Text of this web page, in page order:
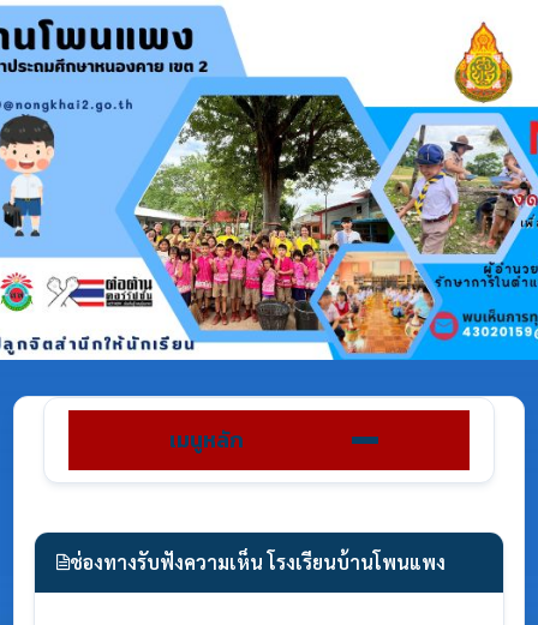
เมนูหลัก
ช่องทางรับฟังความเห็น โรงเรียนบ้านโพนแพง